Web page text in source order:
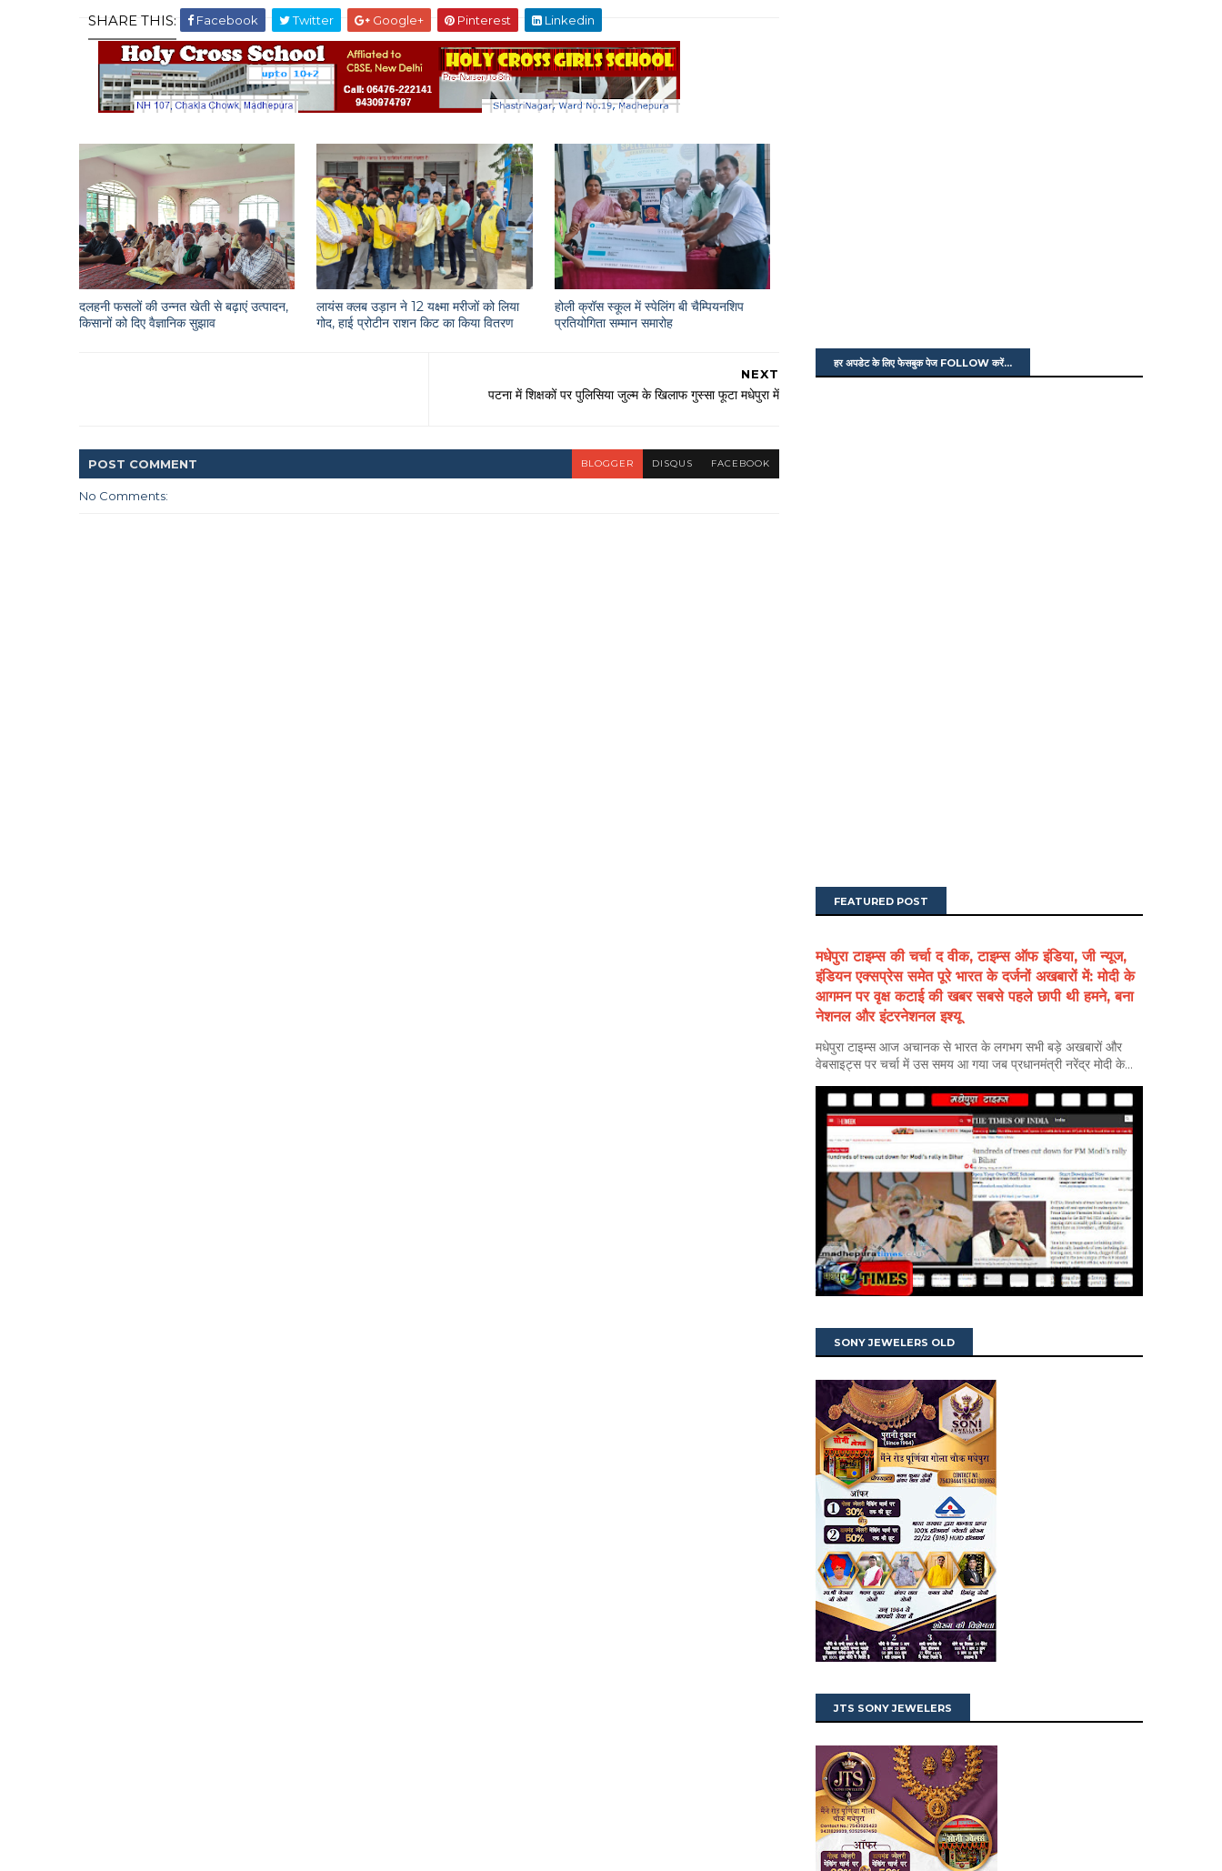
SHARE THIS: Facebook Twitter Google+ Pinterest Linkedin
दलहनी फसलों की उन्नत खेती से बढ़ाएं उत्पादन,
किसानों को दिए वैज्ञानिक सुझाव
लायंस क्लब उड़ान ने 12 यक्ष्मा मरीजों को लिया
गोद, हाई प्रोटीन राशन किट का किया वितरण
होली क्रॉस स्कूल में स्पेलिंग बी चैम्पियनशिप
प्रतियोगिता सम्मान समारोह
NEXT
पटना में शिक्षकों पर पुलिसिया जुल्म के खिलाफ गुस्सा फूटा मधेपुरा में
POST COMMENT BLOGGER DISQUS FACEBOOK
No Comments:
हर अपडेट के लिए फेसबुक पेज FOLLOW करें...
FEATURED POST
मधेपुरा टाइम्स की चर्चा द वीक, टाइम्स ऑफ इंडिया, जी न्यूज,
इंडियन एक्सप्रेस समेत पूरे भारत के दर्जनों अखबारों में: मोदी के
आगमन पर वृक्ष कटाई की खबर सबसे पहले छापी थी हमने, बना
नेशनल और इंटरनेशनल इश्यू
मधेपुरा टाइम्स आज अचानक से भारत के लगभग सभी बड़े अखबारों और
वेबसाइट्स पर चर्चा में उस समय आ गया जब प्रधानमंत्री नरेंद्र मोदी के...
SONY JEWELERS OLD
JTS SONY JEWELERS